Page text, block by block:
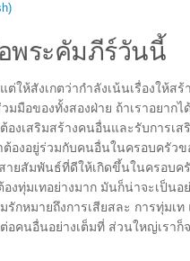
พระคัมภีร์วันนี้
ให้สังเกตว่ากำลังเน้นเรื่องให้ส
มือของทั้งสองฝ่าย ถ้าเราอยากไ
งเสริมสร้างคนอื่นและรับการเส
องอยู่ร่วมกับคนอื่นในครอบครัวข
ายสัมพันธ์ที่ดีให้เกิดขึ้นในครอบ
องทุ่มเทอย่างมาก มันก็น่าจะเป็น
กหมายถึงการเสียสละ การทุ่มเท
อคนอื่นอย่างเต็มที่ ส่วนใหญ่เราก็